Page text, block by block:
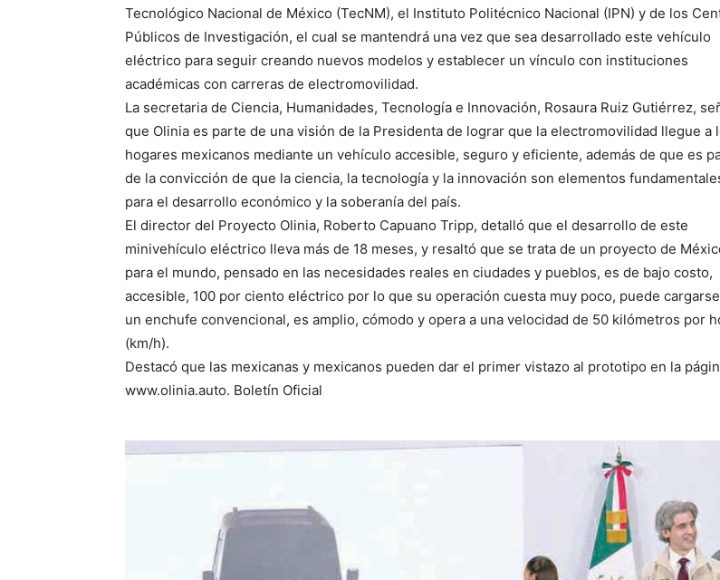
Tecnológico Nacional de México (TecNM), el Instituto Politécnico Nacional (IPN) y de los
Públicos de Investigación, el cual se mantendrá una vez que sea desarrollado este vehículo
eléctrico para seguir creando nuevos modelos y establecer un vínculo con instituciones
académicas con carreras de electromovilidad.
La secretaria de Ciencia, Humanidades, Tecnología e Innovación, Rosaura Ruiz Gutiérrez,
que Olinia es parte de una visión de la Presidenta de lograr que la electromovilidad llegue a
hogares mexicanos mediante un vehículo accesible, seguro y eficiente, además de que es
de la convicción de que la ciencia, la tecnología y la innovación son elementos
para el desarrollo económico y la soberanía del país.
El director del Proyecto Olinia, Roberto Capuano Tripp, detalló que el desarrollo de este
minivehículo eléctrico lleva más de 18 meses, y resaltó que se trata de un proyecto de
para el mundo, pensado en las necesidades reales en ciudades y pueblos, es de bajo costo,
accesible, 100 por ciento eléctrico por lo que su operación cuesta muy poco, puede
un enchufe convencional, es amplio, cómodo y opera a una velocidad de 50 kilómetros por
(km/h).
Destacó que las mexicanas y mexicanos pueden dar el primer vistazo al prototipo en la
www.olinia.auto. Boletín Oficial